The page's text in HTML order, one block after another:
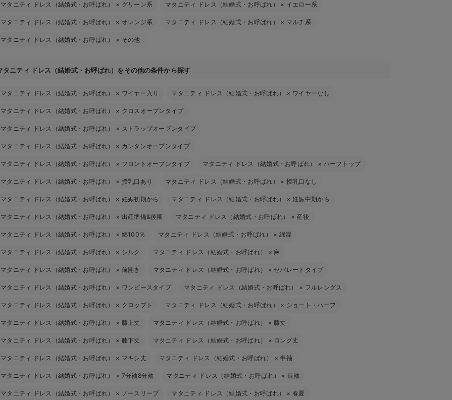
マタニティ ドレス（結婚式・お呼ばれ） × グリーン系 マタニティ ドレス（結婚式・お呼ばれ） × イエロー系
マタニティ ドレス（結婚式・お呼ばれ） × オレンジ系 マタニティ ドレス（結婚式・お呼ばれ） × マルチ系
マタニティ ドレス（結婚式・お呼ばれ） × その他
タニティ ドレス（結婚式・お呼ばれ）をその他の条件から探す
マタニティ ドレス（結婚式・お呼ばれ） × ワイヤー入り マタニティ ドレス（結婚式・お呼ばれ） × ワイヤーなし
マタニティ ドレス（結婚式・お呼ばれ） × クロスオープンタイプ
マタニティ ドレス（結婚式・お呼ばれ） × ストラップオープンタイプ
マタニティ ドレス（結婚式・お呼ばれ） × カンタンオープンタイプ
マタニティ ドレス（結婚式・お呼ばれ） × フロントオープンタイプ マタニティ ドレス（結婚式・お呼ばれ） × ハーフトップ
マタニティ ドレス（結婚式・お呼ばれ） × 授乳口あり マタニティ ドレス（結婚式・お呼ばれ） × 授乳口なし
マタニティ ドレス（結婚式・お呼ばれ） × 妊娠初期から マタニティ ドレス（結婚式・お呼ばれ） ×妊娠中期から
マタニティ ドレス（結婚式・お呼ばれ） × 出産準備&後期 マタニティ ドレス（結婚式・お呼ばれ） × 産後
マタニティ ドレス（結婚式・お呼ばれ） × 綿100％ マタニティ ドレス（結婚式・お呼ばれ） × 綿混
マタニティ ドレス（結婚式・お呼ばれ） × シルク マタニティ ドレス（結婚式・お呼ばれ） × 麻
マタニティ ドレス（結婚式・お呼ばれ） × 前開き マタニティ ドレス（結婚式・お呼ばれ） × セパレートタイプ
マタニティ ドレス（結婚式・お呼ばれ） × ワンピースタイプ マタニティ ドレス（結婚式・お呼ばれ） × フルレングス
マタニティ ドレス（結婚式・お呼ばれ） × クロップト マタニティ ドレス（結婚式・お呼ばれ） × ショート・ハーフ
マタニティ ドレス（結婚式・お呼ばれ） × 膝上丈 マタニティ ドレス（結婚式・お呼ばれ） × 膝丈
マタニティ ドレス（結婚式・お呼ばれ） × 膝下丈 マタニティ ドレス（結婚式・お呼ばれ） × ロング丈
マタニティ ドレス（結婚式・お呼ばれ） × マキシ丈 マタニティ ドレス（結婚式・お呼ばれ） ×半袖
マタニティ ドレス（結婚式・お呼ばれ） × 7分袖8分袖 マタニティ ドレス（結婚式・お呼ばれ） ×長袖
マタニティ ドレス（結婚式・お呼ばれ） × ノースリーブ マタニティ ドレス（結婚式・お呼ばれ） ×春夏